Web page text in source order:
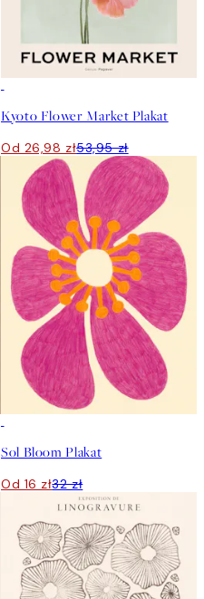
Kyoto Flower Market Plakat
Od 26,98 zł53,95 zł
Sol Bloom Plakat
Od 16 zł32 zł